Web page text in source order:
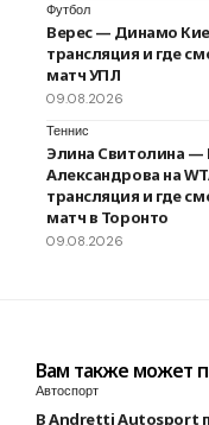
Футбол
Верес — Динамо
трансляция и где
матч УПЛ
09.08.2026
Теннис
Элина Свитолина —
Александрова на
трансляция и где
матч в Торонто
09.08.2026
Вам также может
Автоспорт
В Andretti Autosport